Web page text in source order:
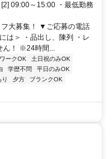
09:00～15:00 ・最低勤務
大募集！ ▼ご応募の電話
は＞ ・品出し、陳列 ・レ
ん！ ※24時間...
ークOK
土日祝のみOK
学歴不問
平日のみOK
り 夕方
ブランクOK